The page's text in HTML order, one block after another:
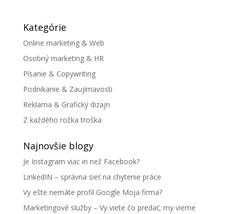
Kategórie
Online marketing & Web
Osobný marketing & HR
Písanie & Copywriting
Podnikanie & Zaujímavosti
Reklama & Grafický dizajn
Z každého rožka troška
Najnovšie blogy
Je Instagram viac in než Facebook?
LinkedIN – správna sieť na chytenie práce
Vy ešte nemáte profil Google Moja firma?
Marketingové služby – Vy viete čo predať, my vieme